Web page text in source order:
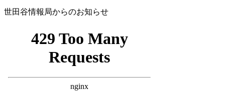
世田谷情報局からのお知らせ